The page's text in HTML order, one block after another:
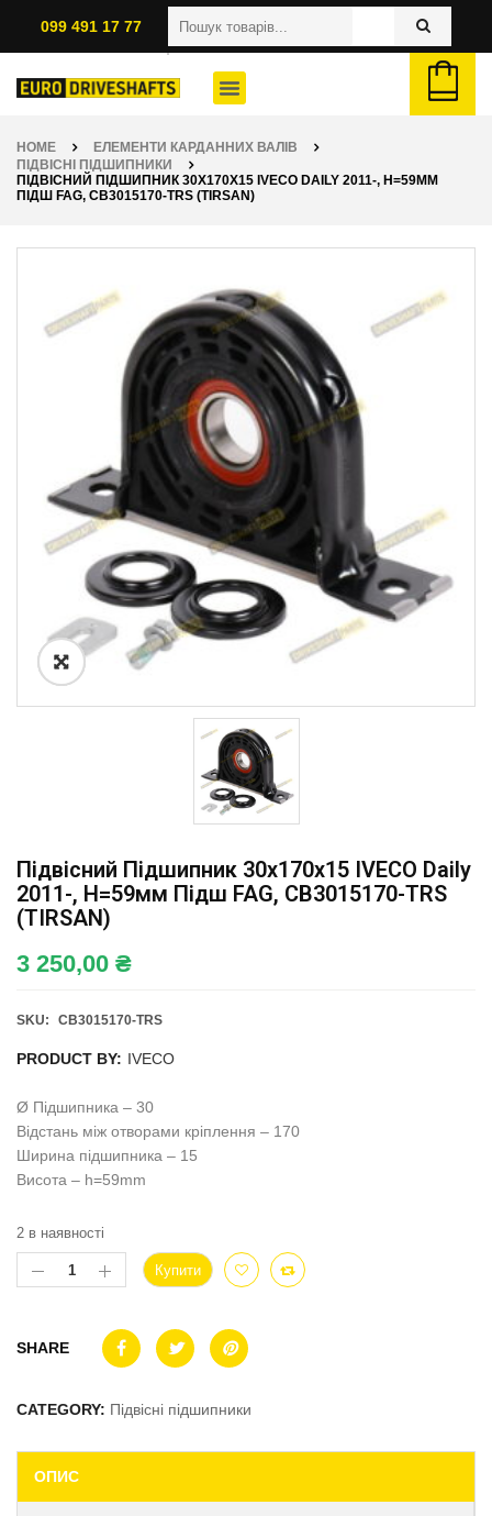
099 491 17 77
HOME
ЕЛЕМЕНТИ КАРДАННИХ ВАЛІВ
ПІДВІСНІ ПІДШИПНИКИ
ПІДВІСНИЙ ПІДШИПНИК 30X170X15 IVECO DAILY 2011-, H=59ММ
ПІДШ FAG, CB3015170-TRS (TIRSAN)
Підвісний Підшипник 30x170x15 IVECO Daily
2011-, H=59мм Підш FAG, CB3015170-TRS
(TIRSAN)
3 250,00 ₴
SKU: CB3015170-TRS
PRODUCT BY: IVECO
Ø Підшипника – 30
Відстань між отворами кріплення – 170
Ширина підшипника – 15
Висота – h=59mm
2 в наявності
Купити
SHARE
CATEGORY: Підвісні підшипники
ОПИС